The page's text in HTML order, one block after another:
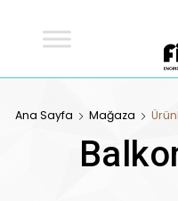
Ana Sayfa Mağaza